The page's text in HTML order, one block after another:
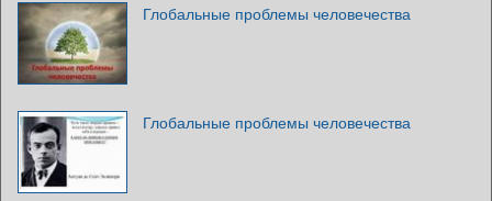
Глобальные проблемы человечества
Глобальные проблемы человечества